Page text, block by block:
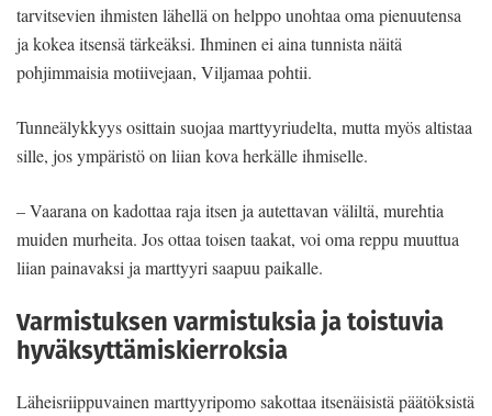
tarvitsevien ihmisten lähellä on helppo unohtaa oma pienuutensa
ja kokea itsensä tärkeäksi. Ihminen ei aina tunnista näitä
pohjimmaisia motiivejaan, Viljamaa pohtii.
Tunneälykkyys osittain suojaa marttyyriudelta, mutta myös altistaa
sille, jos ympäristö on liian kova herkälle ihmiselle.
– Vaarana on kadottaa raja itsen ja autettavan väliltä, murehtia
muiden murheita. Jos ottaa toisen taakat, voi oma reppu muuttua
liian painavaksi ja marttyyri saapuu paikalle.
Varmistuksen varmistuksia ja toistuvia
hyväksyttämiskierroksia
Läheisriippuvainen marttyyripomo sakottaa itsenäisistä päätöksistä